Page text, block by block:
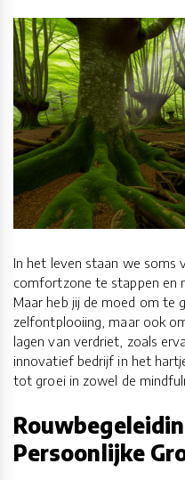
In het leven staan we soms
comfortzone te stappen en
Maar heb jij de moed om te
zelfontplooiing, maar ook
lagen van verdriet, zoals
innovatief bedrijf in het
tot groei in zowel de
Persoonlijke